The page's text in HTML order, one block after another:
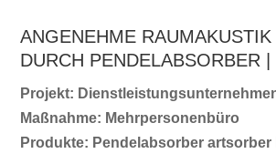
ANGENEHME
DURCH PENDELABSORBER |
Projekt:
Maßnahme: Mehrpersonenbüro
Produkte: Pendelabsorber artsorber